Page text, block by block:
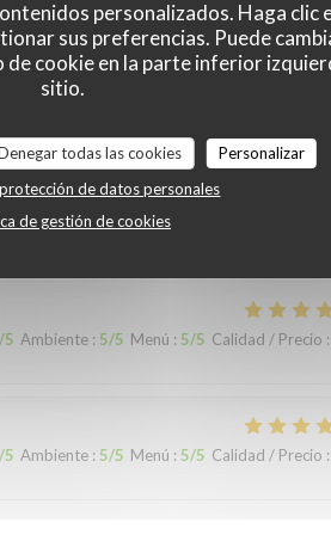
personalizados. Haga clic
sus preferencias. Puede
cookie en la parte inferior
sitio.
todas las cookies
Personalizar
de datos personales
de gestión de cookies
/5 : 2 Calidad / Precio :
5 Ambiente: 4/5 Menú:
/5 Ambiente: 5/5 Menú : 5/5 Calidad / Precio :
/5 Ambiente: 5/5 Menú : 5/5 Calidad / Precio :